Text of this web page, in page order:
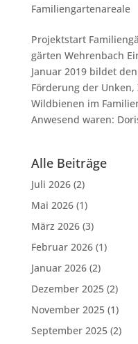
Familiengartenareale
Projektstart
gärten Wehrenbach
Januar 2019 bildet
Förderung der
Wildbienen im
Anwesend waren:
Alle Beiträge
Juli 2026(2)
Mai 2026(1)
März 2026(3)
Februar 2026(1)
Januar 2026(2)
Dezember 2025(2)
November 2025(1)
September 2025(2)